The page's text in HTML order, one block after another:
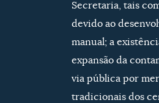
Secretaria, tais
devido ao
manual; a
expansão da
via pública por
tradicionais dos